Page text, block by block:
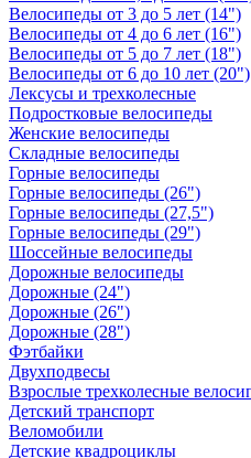
Велосипеды от 3 до 5 лет (14")
Велосипеды от 4 до 6 лет (16")
Велосипеды от 5 до 7 лет (18")
Велосипеды от 6 до 10 лет (20")
Лексусы и трехколесные
Подростковые велосипеды
Женские велосипеды
Складные велосипеды
Горные велосипеды
Горные велосипеды (26")
Горные велосипеды (27,5")
Горные велосипеды (29")
Шоссейные велосипеды
Дорожные велосипеды
Дорожные (24")
Дорожные (26")
Дорожные (28")
Фэтбайки
Двухподвесы
Взрослые трехколесные
Детский транспорт
Веломобили
Детские квадроциклы